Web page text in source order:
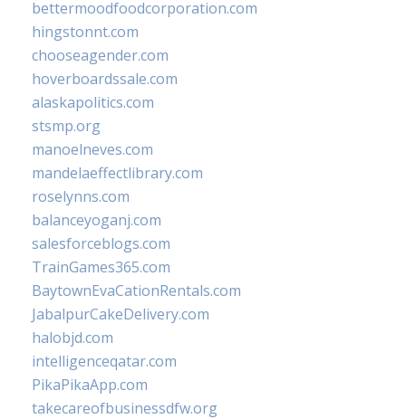
bettermoodfoodcorporation.com
hingstonnt.com
chooseagender.com
hoverboardssale.com
alaskapolitics.com
stsmp.org
manoelneves.com
mandelaeffectlibrary.com
roselynns.com
balanceyoganj.com
salesforceblogs.com
TrainGames365.com
BaytownEvaCationRentals.com
JabalpurCakeDelivery.com
halobjd.com
intelligenceqatar.com
PikaPikaApp.com
takecareofbusinessdfw.org